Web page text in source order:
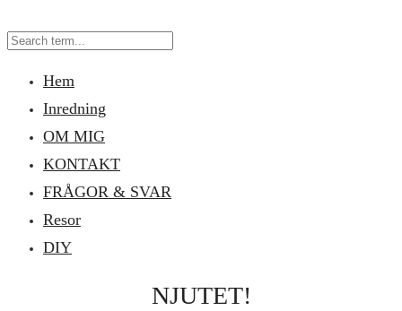
Hem
Inredning
OM MIG
KONTAKT
FRÅGOR & SVAR
Resor
DIY
NJUTET!